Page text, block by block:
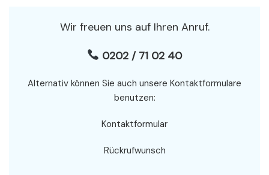
Wir freuen uns auf Ihren Anruf.
0202 / 71 02 40
Alternativ können Sie auch unsere Kontaktformulare
benutzen:
Kontaktformular
Rückrufwunsch